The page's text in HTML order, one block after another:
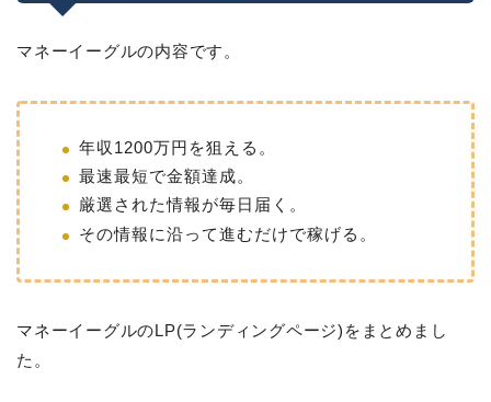
マネーイーグルの内容です。
年収1200万円を狙える。
最速最短で金額達成。
厳選された情報が毎日届く。
その情報に沿って進むだけで稼げる。
マネーイーグルのLP(ランディングページ)をまとめまし
た。